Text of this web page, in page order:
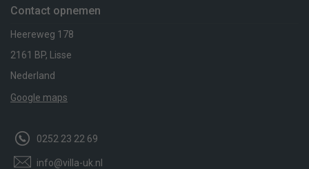
Contact opnemen
Heereweg 178
2161 BP, Lisse
Nederland
Google maps
0252 23 22 69
info@villa-uk.nl